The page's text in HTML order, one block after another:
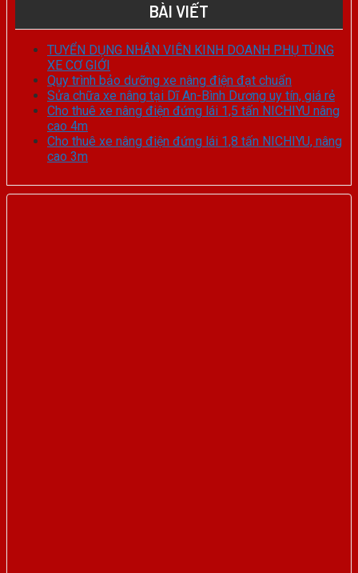
BÀI VIẾT
TUYỂN DỤNG NHÂN VIÊN KINH DOANH PHỤ TÙNG
XE CƠ GIỚI
Quy trình bảo dưỡng xe nâng điện đạt chuẩn
Sửa chữa xe nâng tại Dĩ An-Bình Dương uy tín, giá rẻ
Cho thuê xe nâng điện đứng lái 1,5 tấn NICHIYU nâng
cao 4m
Cho thuê xe nâng điện đứng lái 1,8 tấn NICHIYU, nâng
cao 3m